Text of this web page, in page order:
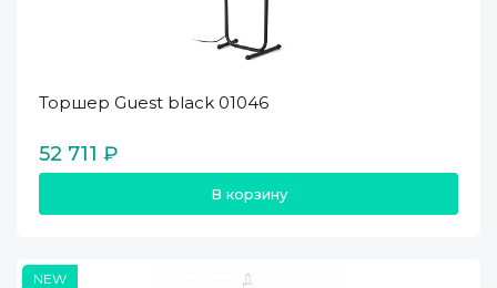
Торшер Guest black 01046
52 711 ₽
В корзину
NEW